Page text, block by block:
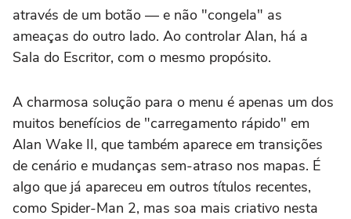
através de um botão — e não "congela" as
ameaças do outro lado. Ao controlar Alan, há a
Sala do Escritor, com o mesmo propósito.
A charmosa solução para o menu é apenas um dos
muitos benefícios de "carregamento rápido" em
Alan Wake II, que também aparece em transições
de cenário e mudanças sem-atraso nos mapas. É
algo que já apareceu em outros títulos recentes,
como Spider-Man 2, mas soa mais criativo nesta